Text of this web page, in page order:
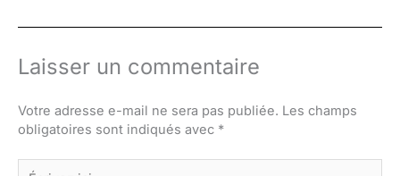
Laisser un commentaire
Votre adresse e-mail ne sera pas publiée. Les champs
obligatoires sont indiqués avec *
Écrivez